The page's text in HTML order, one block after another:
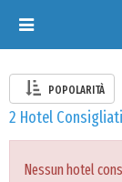
Toggle
navigation
POPOLARITÀ
2 Hotel Consigliati
Nessun hotel